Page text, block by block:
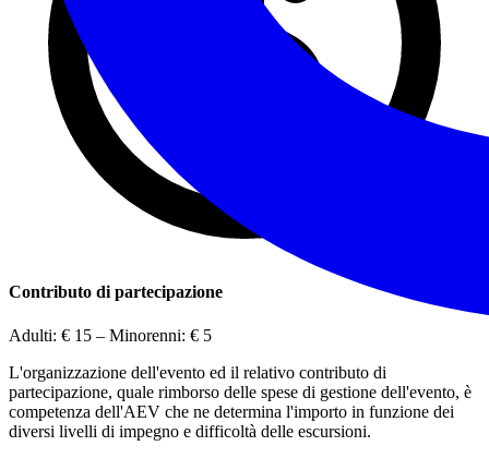
Contributo di partecipazione
Adulti: € 15 – Minorenni: € 5
L'organizzazione dell'evento ed il relativo contributo di
partecipazione, quale rimborso delle spese di gestione dell'evento, è
competenza dell'AEV che ne determina l'importo in funzione dei
diversi livelli di impegno e difficoltà delle escursioni.